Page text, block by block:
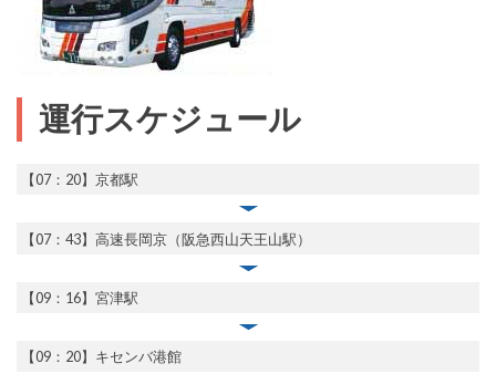
運行スケジュール
【07：20】京都駅
【07：43】高速長岡京（阪急西山天王山駅）
【09：16】宮津駅
【09：20】キセンバ港館